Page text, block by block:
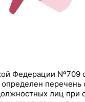
Федерации
лиц при